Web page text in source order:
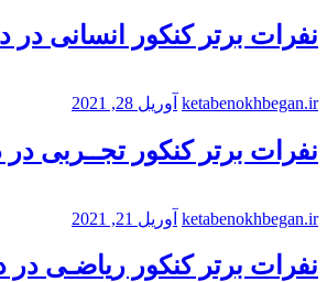
نفرات برتر کنکور انسانی در
ketabenokhbegan.ir آوریل 28, 2021
نفرات برتر کنکور تجــربی
ketabenokhbegan.ir آوریل 21, 2021
نفرات برتر کنکور ریاضـی در